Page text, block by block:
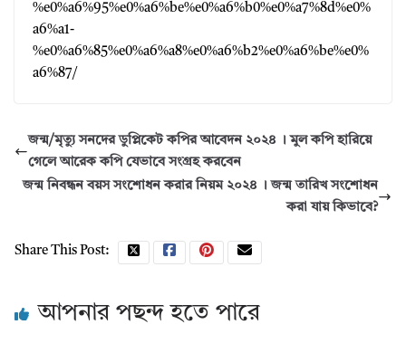
%e0%a6%95%e0%a6%be%e0%a6%b0%e0%a7%8d%e0%
a6%a1-
%e0%a6%85%e0%a6%a8%e0%a6%b2%e0%a6%be%e0%
a6%87/
জন্ম/মৃত্যু সনদের ডুপ্লিকেট কপির আবেদন ২০২৪ । মুল কপি হারিয়ে
গেলে আরেক কপি যেভাবে সংগ্রহ করবেন
জন্ম নিবন্ধন বয়স সংশোধন করার নিয়ম ২০২৪ । জন্ম তারিখ সংশোধন
করা যায় কিভাবে?
Share This Post:
আপনার পছন্দ হতে পারে